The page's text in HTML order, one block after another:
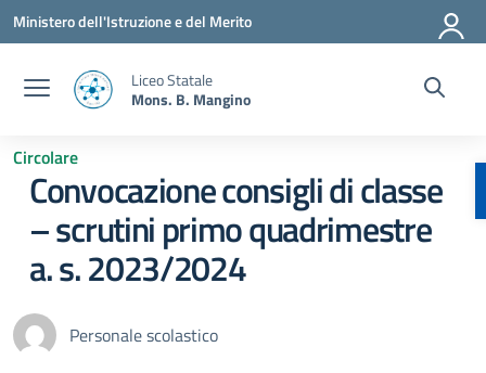
Vai ai contenuti
Vai al menu di navigazione
Vai al footer
Ministero dell'Istruzione e del Merito
Liceo Statale
Mons. B. Mangino
Circolare
Convocazione consigli di classe
– scrutini primo quadrimestre
a. s. 2023/2024
Personale scolastico